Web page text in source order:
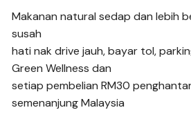
Makanan natural sedap dan lebih
susah
hati nak drive jauh, bayar tol,
Green Wellness dan
setiap pembelian RM30
semenanjung Malaysia